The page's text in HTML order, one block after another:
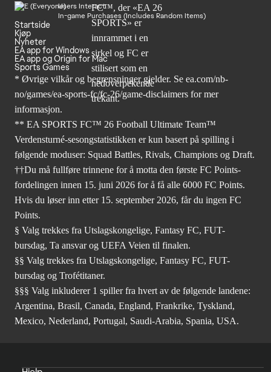
Users Interact
In-game Purchases (Includes Random Items)
Startside
Kjøp
Nyheter
EA app for Windows
EA app og Origin for Mac
Sports Games
* Øvrige vilkår og begrensninger gjelder. Se ea.com/nb-
no/games/ea-sports-fc/fc-26/game-disclaimers for mer
informasjon.
** EA SPORTS FC™ 26 Football Ultimate Team™
Verdensturné-sesongstatistikken er kun basert på spilling i
følgende moduser: Squad Battles, Rivals, Champions og Draft.
††Du må fullføre trinnene for å motta den første FC Points-
fordelingen innen 15. juni 2026 for å få alle 6000 FC Points.
Hvis du løser inn etter 15. september 2026, får du ingen FC
Points.
§ Valg trekkes fra Utslagskongelige, Fantasy FC, FUT-
bursdag, Ta ansvar og UEFA Veien til finalen.
§§ Valg trekkes fra Utslagskongelige, Fantasy FC, FUT-
bursdag og Trofétitaner.
§§§ Valg inkluderer 1 spiller fra hvert av de følgende landene:
Argentina, Brasil, Canada, England, Frankrike, Tyskland,
Mexico, Nederland, Portugal, Saudi-Arabia, Spania, USA.